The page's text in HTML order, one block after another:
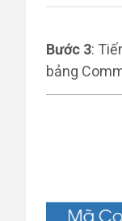
Bước 3:
bảng